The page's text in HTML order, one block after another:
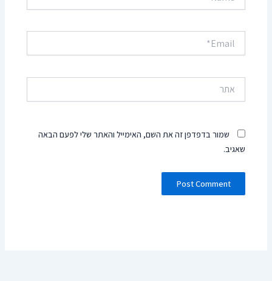
שמור בדפדפן זה את השם, האימייל והאתר שלי לפעם הבאה
שאגיב.